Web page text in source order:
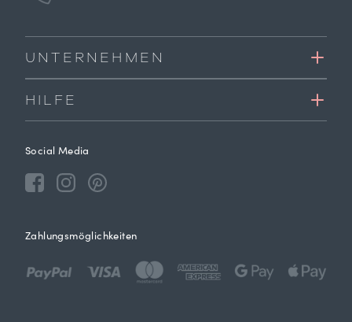
UNTERNEHMEN
HILFE
Social Media
Zahlungsmöglichkeiten